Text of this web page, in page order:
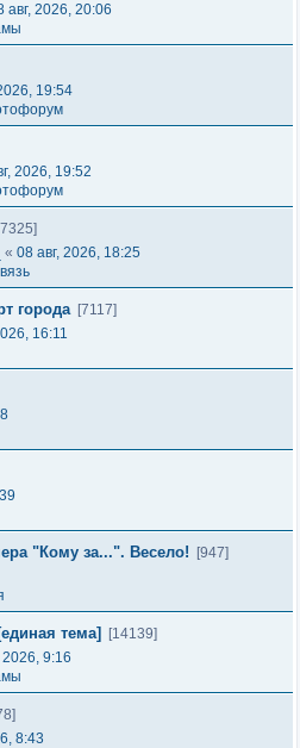
авг, 2026, 20:06
19:54
2026, 19:52
« 08 авг, 2026, 18:25
города [7117]
16:11
"Кому за...". Весело!
[947]
тема]
[14139]
2026, 9:16
8:43